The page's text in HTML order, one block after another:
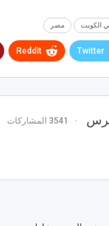
الكويت مصر
Twitter
ReddIt
3541 المشاركات